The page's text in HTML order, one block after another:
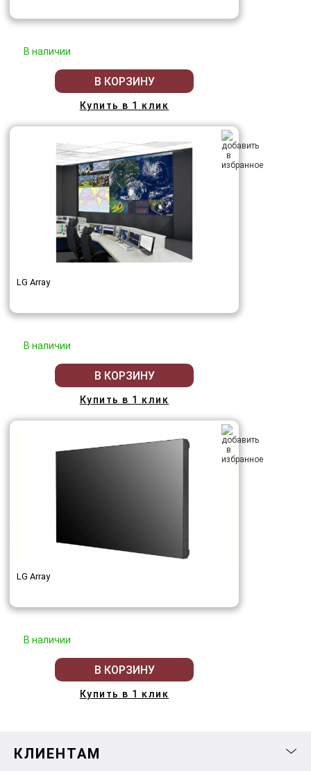
В наличии
В КОРЗИНУ
Купить в 1 клик
LG Array
В наличии
В КОРЗИНУ
Купить в 1 клик
LG Array
В наличии
В КОРЗИНУ
Купить в 1 клик
КЛИЕНТАМ